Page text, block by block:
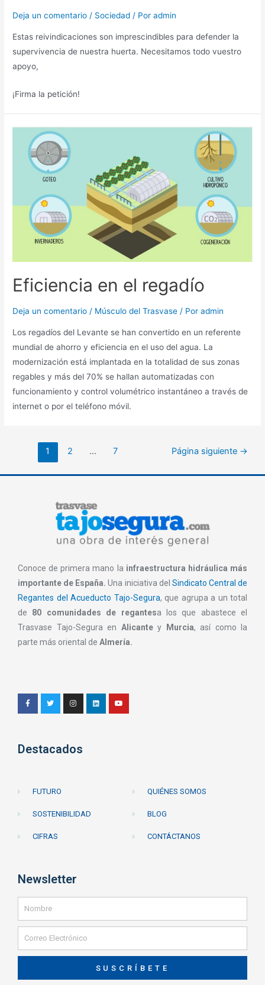
Deja un comentario / Sociedad / Poradmin
Estas reivindicaciones son imprescindibles para defender la
supervivencia de nuestra huerta. Necesitamos todo vuestro
apoyo,
¡Firma la petición!
Eficiencia en el regadío
Deja un comentario / Músculo del Trasvase / Poradmin
Los regadíos del Levante se han convertido en un referente
mundial de ahorro y eficiencia en el uso del agua. La
modernización está implantada en la totalidad de sus zonas
regables y más del 70% se hallan automatizadas con
funcionamiento y control volumétrico instantáneo a través de
internet o por el teléfono móvil.
1 2 … 7 Página siguiente →
Conoce de primera mano la infraestructura hidráulica más
importante de España.Una iniciativa del Sindicato Central de
Regantes del Acueducto Tajo-Segura, que agrupa a un total
de 80 comunidades de regantesa los que abastece el
Trasvase Tajo-Segura en Alicante y Murcia, así como la
parte más oriental de Almería.
Destacados
FUTURO
SOSTENIBILIDAD
CIFRAS
QUIÉNES SOMOS
BLOG
CONTÁCTANOS
Newsletter
SUSCRÍBETE